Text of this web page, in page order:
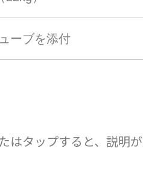
ーブを添付
タップすると、説明が